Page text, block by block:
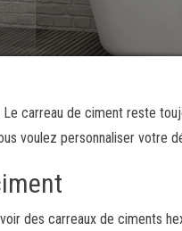
carreau de ciment reste
voulez personnaliser votre
des carreaux de ciments